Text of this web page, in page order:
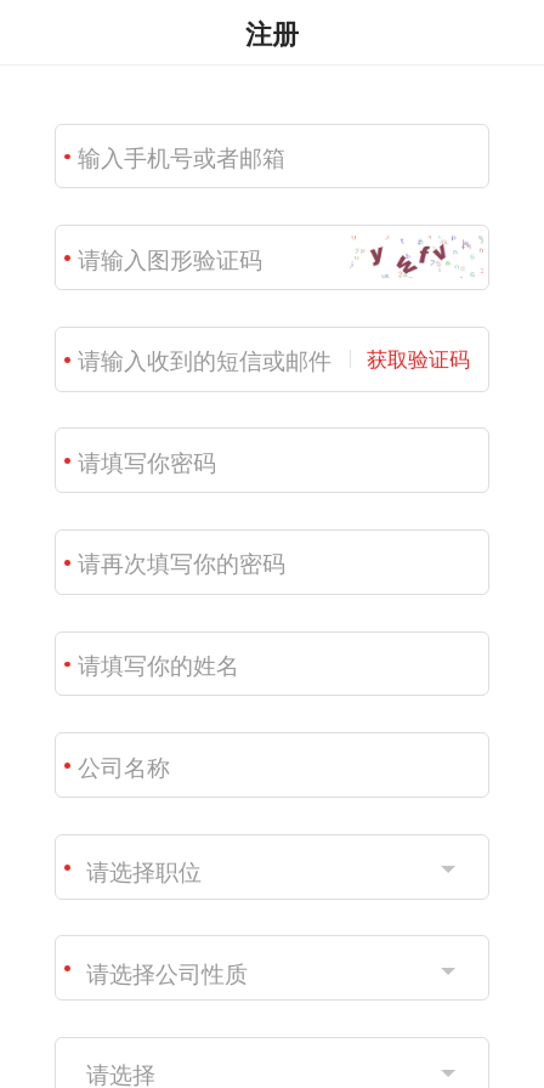
注册
获取验证码